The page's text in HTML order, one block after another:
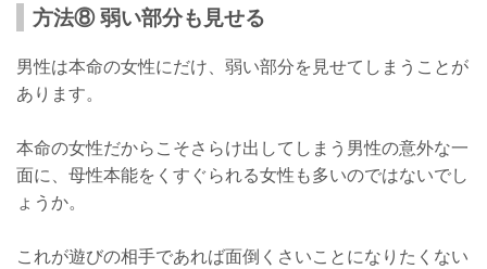
方法⑧ 弱い部分も見せる
男性は本命の女性にだけ、弱い部分を見せてしまうことが
あります。
本命の女性だからこそさらけ出してしまう男性の意外な一
面に、母性本能をくすぐられる女性も多いのではないでし
ょうか。
これが遊びの相手であれば面倒くさいことになりたくない